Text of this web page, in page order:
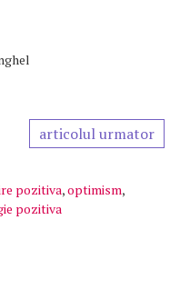
articolul urmator
pozitiva,optimism,
pozitiva